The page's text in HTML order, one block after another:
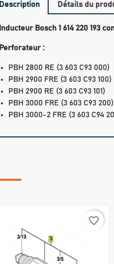
Description Détails du
Inducteur Bosch 1 614 220 193
Perforateur :
PBH 2800 RE (3 603 C93 000)
PBH 2900 FRE (3 603 C93 100)
PBH 2900 RE (3 603 C93 101)
PBH 3000 FRE (3 603 C93 200)
PBH 3000-2 FRE (3 603 C94
favorite_border